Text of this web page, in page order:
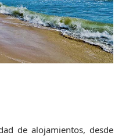
de alojamientos, desde